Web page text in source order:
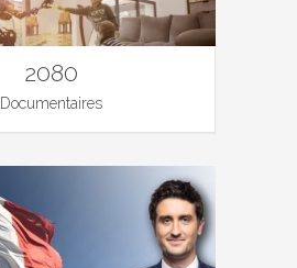
2080
Documentaires